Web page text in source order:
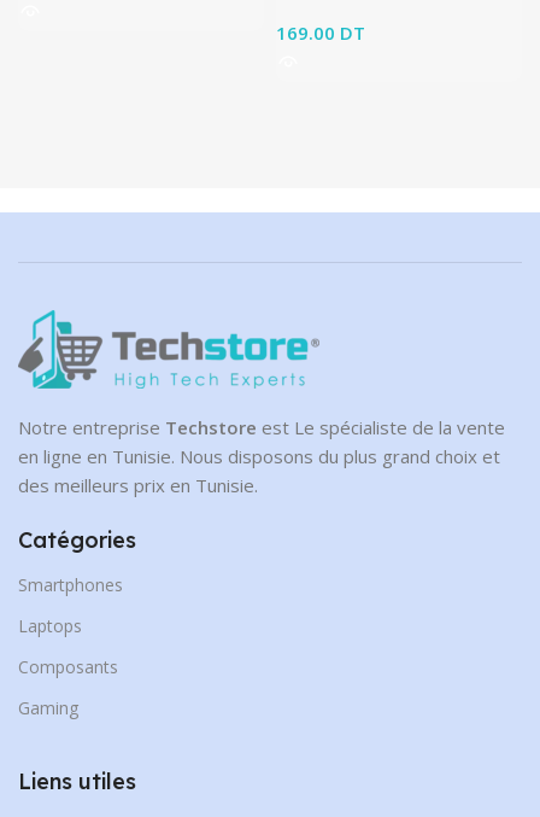
169.00 DT
Notre entreprise Techstore est Le spécialiste de la vente
en ligne en Tunisie. Nous disposons du plus grand choix et
des meilleurs prix en Tunisie.
Catégories
Smartphones
Laptops
Composants
Gaming
Liens utiles